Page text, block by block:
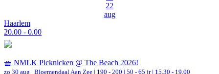
22
aug
Haarlem
20.00 - 0.00
🧺 NMLK Picknicken @ The Beach 2026!
zo 30 aug | Bloemendaal Aan Zee | 190 - 200 | 50 - 65 jr | 15.30 - 19.00